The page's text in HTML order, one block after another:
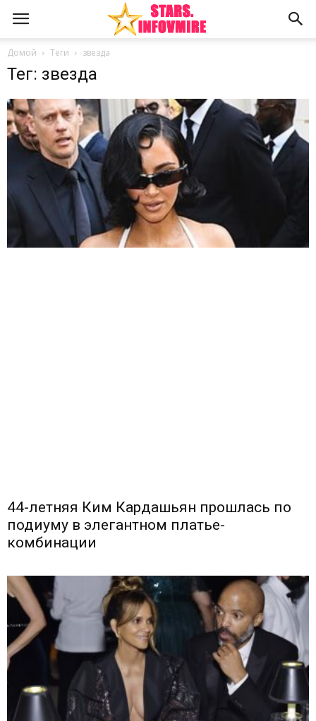
Домой Теги звезда
Тег: звезда
44-летняя Ким Кардашьян прошлась по
подиуму в элегантном платье-
комбинации